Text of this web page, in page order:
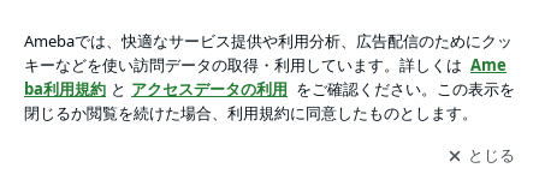
4H限定セール | ドキンちゃんの〜懸賞・お得生活〜
アプリをダウンロードして ブログの更新通知
を受け取りまし
ょう。
開く